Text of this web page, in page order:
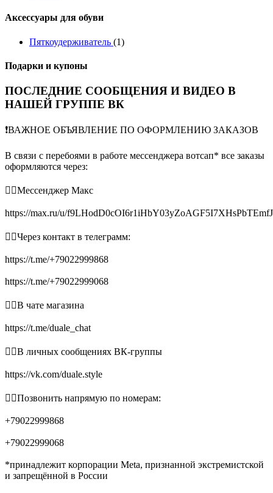
Аксессуары для обуви
Пяткоудерживатель (1)
Подарки и купоны
ПОСЛЕДНИЕ СООБЩЕНИЯ И ВИДЕО В
НАШЕЙ ГРУППЕ ВК
❗️ВАЖНОЕ ОБЪЯВЛЕНИЕ ПО ОФОРМЛЕНИЮ ЗАКАЗОВ
В связи с перебоями в работе мессенджера вотсап* все заказы
оформляются через:
👉🏻Мессенджер Макс
https://max.ru/u/
👉🏻Через контакт в телеграмм:
https://t.me/+79022999868
https://t.me/+79022999068
👉🏻В чате магазина
https://t.me/duale_chat
👉🏻В личных сообщениях ВК-группы
https://vk.com/duale.style
👉🏻Позвонить напрямую по номерам:
+79022999868
+79022999068
*принадлежит корпорации Meta, признанной экстремистской
и запрещённой в России